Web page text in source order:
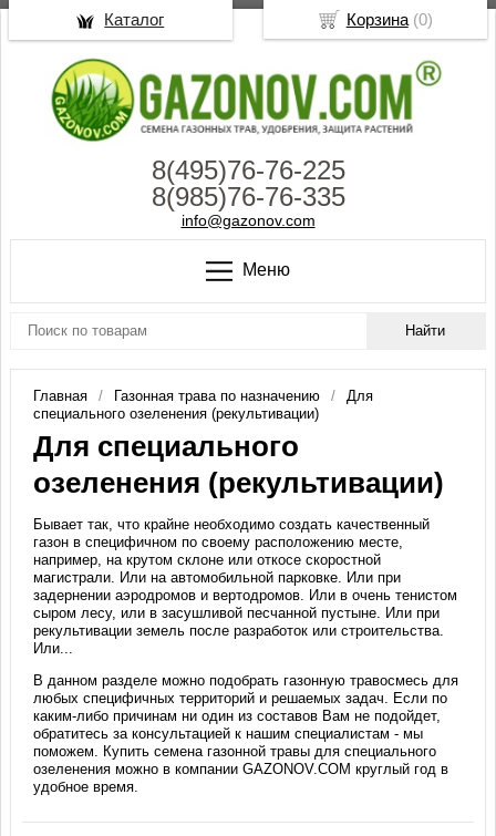
8(495)76-76-225
8(985)76-76-335
info@gazonov.com
Меню
Главная Газонная трава по назначению
Для
специального озеленения (рекультивации)
Для специального
озеленения (рекультивации)
Бывает так, что крайне необходимо создать качественный
газон в специфичном по своему расположению месте,
например, на крутом склоне или откосе скоростной
магистрали. Или на автомобильной парковке. Или при
задернении аэродромов и вертодромов. Или в очень тенистом
сыром лесу, или в засушливой песчанной пустыне. Или при
рекультивации земель после разработок или строительства.
Или...
В данном разделе можно подобрать газонную травосмесь для
любых специфичных территорий и решаемых задач. Если по
каким-либо причинам ни один из составов Вам не подойдет,
обратитесь за консультацией к нашим специалистам - мы
поможем. Купить семена газонной травы для специального
озеленения можно в компании GAZONOV.COM круглый год в
удобное время.
Корзина(0)
Каталог